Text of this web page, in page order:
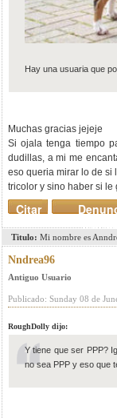
Hay una usuaria que
Muchas gracias jejeje
Si ojala tenga tiempo
dudillas, a mi me
eso queria mirar lo de si
tricolor y sino haber si le
Citar
Titulo: Mi nombre es
Nndrea96
Antiguo Usuario
Publicado: Sunday 08 de
RoughDolly dijo:
Y tiene que ser PPP?
no sea PPP y eso que